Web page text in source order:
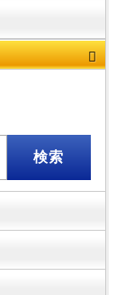
検索